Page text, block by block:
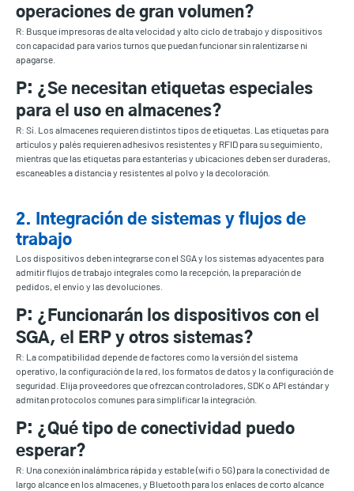
operaciones de gran volumen?
R: Busque impresoras de alta velocidad y alto ciclo de trabajo y dispositivos
con capacidad para varios turnos que puedan funcionar sin ralentizarse ni
apagarse.
P: ¿Se necesitan etiquetas especiales
para el uso en almacenes?
R: Sí. Los almacenes requieren distintos tipos de etiquetas. Las etiquetas para
artículos y palés requieren adhesivos resistentes y RFID para su seguimiento,
mientras que las etiquetas para estanterías y ubicaciones deben ser duraderas,
escaneables a distancia y resistentes al polvo y la decoloración.
2. Integración de sistemas y flujos de
trabajo
Los dispositivos deben integrarse con el SGA y los sistemas adyacentes para
admitir flujos de trabajo integrales como la recepción, la preparación de
pedidos, el envío y las devoluciones.
P: ¿Funcionarán los dispositivos con el
SGA, el ERP y otros sistemas?
R: La compatibilidad depende de factores como la versión del sistema
operativo, la configuración de la red, los formatos de datos y la configuración de
seguridad. Elija proveedores que ofrezcan controladores, SDK o API estándar y
admitan protocolos comunes para simplificar la integración.
P: ¿Qué tipo de conectividad puedo
esperar?
R: Una conexión inalámbrica rápida y estable (wifi o 5G) para la conectividad de
largo alcance en los almacenes, y Bluetooth para los enlaces de corto alcance